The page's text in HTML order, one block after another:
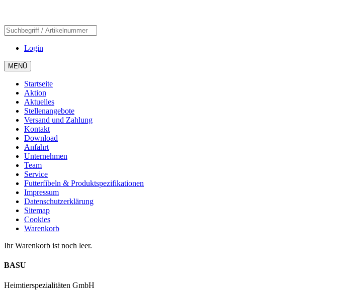
Login
MENÜ
Startseite
Aktion
Aktuelles
Stellenangebote
Versand und Zahlung
Kontakt
Download
Anfahrt
Unternehmen
Team
Service
Futterfibeln & Produktspezifikationen
Impressum
Datenschutzerklärung
Sitemap
Cookies
Warenkorb
Ihr Warenkorb ist noch leer.
BASU
Heimtierspezialitäten GmbH